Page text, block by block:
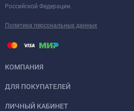
Российской Федерации.
Политика персональных данных
КОМПАНИЯ
ДЛЯ ПОКУПАТЕЛЕЙ
ЛИЧНЫЙ КАБИНЕТ